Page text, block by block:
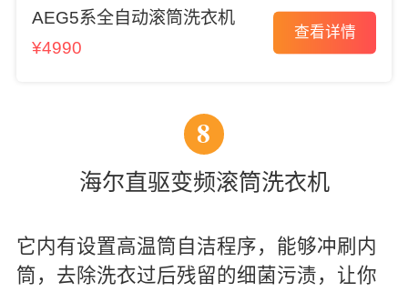
AEG5系全自动滚筒洗衣机
¥4990
查看详情
8
海尔直驱变频滚筒洗衣机
它内有设置高温筒自洁程序，能够冲刷内
筒，去除洗衣过后残留的细菌污渍，让你